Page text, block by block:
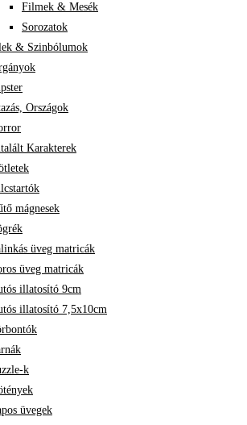
Filmek & Mesék
Sorozatok
& Szinbólumok
Országok
Karakterek
mágnesek
üveg matricák
üveg matricák
illatosító 9cm
illatosító 7,5x10cm
k
üvegek